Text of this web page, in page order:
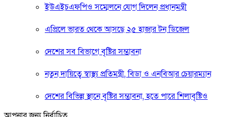
ইউএইচএফপিও সম্মেলনে যোগ দিলেন প্রধানমন্ত্রী
এপ্রিলে ভারত থেকে আসছে ২৫ হাজার টন ডিজেল
দেশের সব বিভাগে বৃষ্টির সম্ভাবনা
নতুন দায়িত্বে স্বাস্থ্য প্রতিমন্ত্রী, বিডা ও এনবিআর চেয়ারম্যান
দেশের বিভিন্ন স্থানে বৃষ্টির সম্ভাবনা, হতে পারে শিলাবৃষ্টিও